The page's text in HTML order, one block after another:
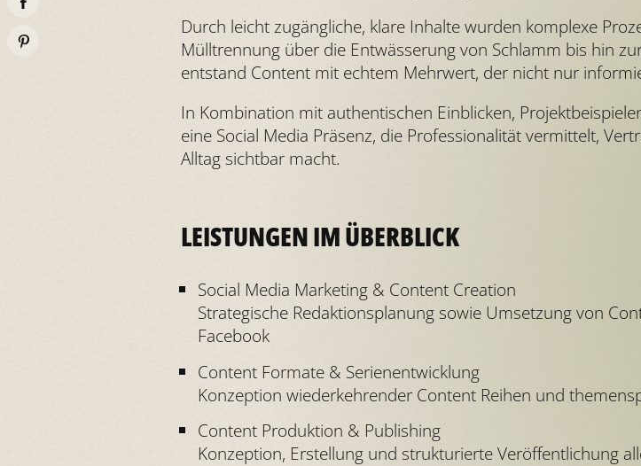
Durch leicht zugängliche, klare Inhalte wurden komplexe
Mülltrennung über die Entwässerung von Schlamm bis hin
entstand Content mit echtem Mehrwert, der nicht nur
In Kombination mit authentischen Einblicken,
eine Social Media Präsenz, die Professionalität vermittelt,
Alltag sichtbar macht.
LEISTUNGEN IM ÜBERBLICK
Social Media Marketing & Content Creation
Strategische Redaktionsplanung sowie Umsetzung von
Facebook
Content Formate & Serienentwicklung
Konzeption wiederkehrender Content Reihen und
Content Produktion & Publishing
Konzeption, Erstellung und strukturierte Veröffentlichung